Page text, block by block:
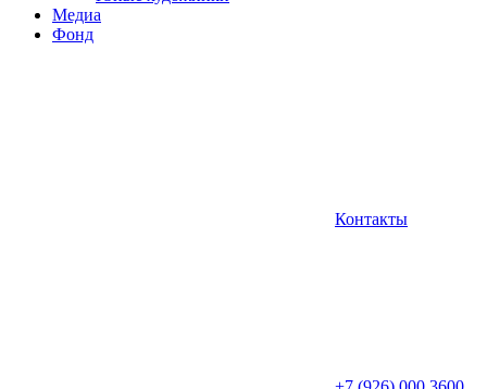
Медиа
Фонд
Контакты